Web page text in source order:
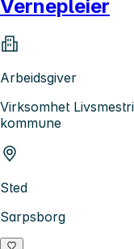
Vernepleier
Arbeidsgiver
Virksomhet
kommune
Sted
Sarpsborg